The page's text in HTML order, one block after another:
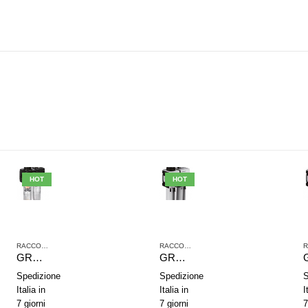
TRATTAMENTO ARIA COMPRESSA
HOT
RACCORDI JOHN GUEST TRATTAMENTO ARIA COMPRESSA
GRUPPO DI TRATTAMENTO ARIA IN 2 PARTI AVENTICS SERIE NL2-ACD 0821300402
Spedizione
Italia in
7 giorni
HOT
GRUPPO DI TRATTAMENTO ARIA IN 2 PARTI AVENTICS SERIE AS2-ACD R412006299
Spedizione
Italia in
7 giorni